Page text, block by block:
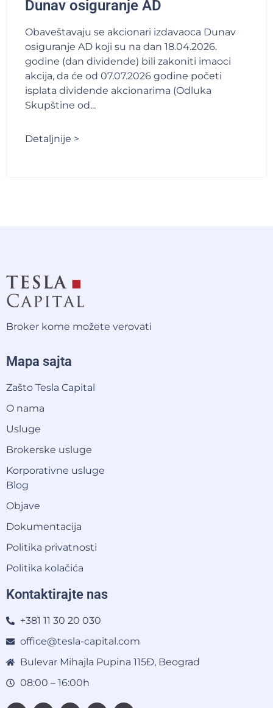
Dunav osiguranje AD
Obaveštavaju se akcionari izdavaoca Dunav
osiguranje AD koji su na dan 18.04.2026.
godine (dan dividende) bili zakoniti imaoci
akcija, da će od 07.07.2026 godine početi
isplata dividende akcionarima (Odluka
Skupštine od...
Detaljnije >
Broker kome možete verovati
Mapa sajta
Zašto Tesla Capital
O nama
Usluge
Brokerske usluge
Korporativne usluge
Blog
Objave
Dokumentacija
Politika privatnosti
Politika kolačića
Kontaktirajte nas
+381 11 30 20 030
office@tesla-capital.com
Bulevar Mihajla Pupina 115Đ, Beograd
08:00 – 16:00h